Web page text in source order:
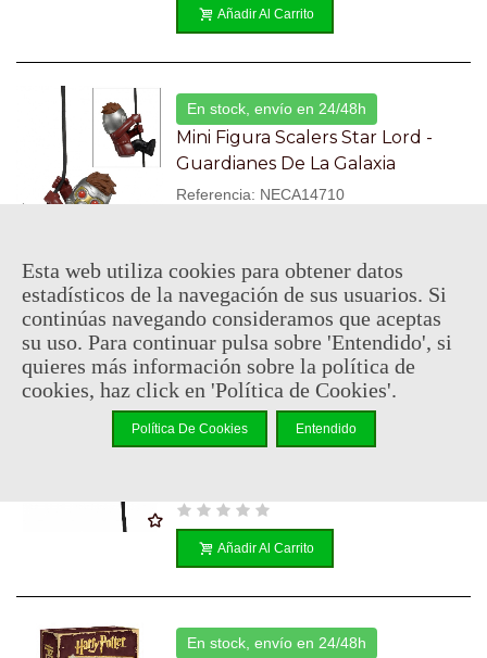
Añadir Al Carrito
En stock, envío en 24/48h
Mini Figura Scalers Star Lord -
Guardianes De La Galaxia
Referencia: NECA14710
Añadir Al Carrito
En stock, envío en 24/48h
Mini Figura Scalers - Daredevil
Referencia: NECA14749-DARE
Añadir Al Carrito
En stock, envío en 24/48h
Esta web utiliza cookies para obtener datos
estadísticos de la navegación de sus usuarios. Si
continúas navegando consideramos que aceptas
su uso. Para continuar pulsa sobre 'Entendido', si
quieres más información sobre la política de
cookies, haz click en 'Política de Cookies'.
Política De Cookies Entendido